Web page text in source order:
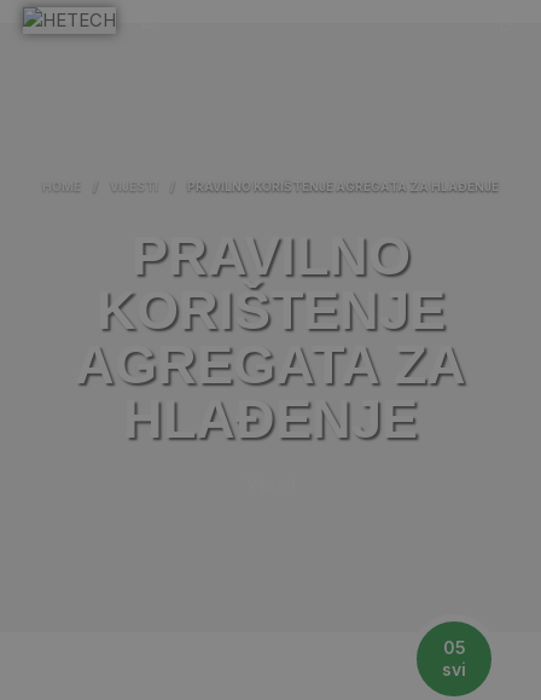
HOME / VIJESTI / PRAVILNO KORIŠTENJE AGREGATA ZA HLAĐENJE
PRAVILNO
KORIŠTENJE
AGREGATA ZA
HLAĐENJE
05
svi